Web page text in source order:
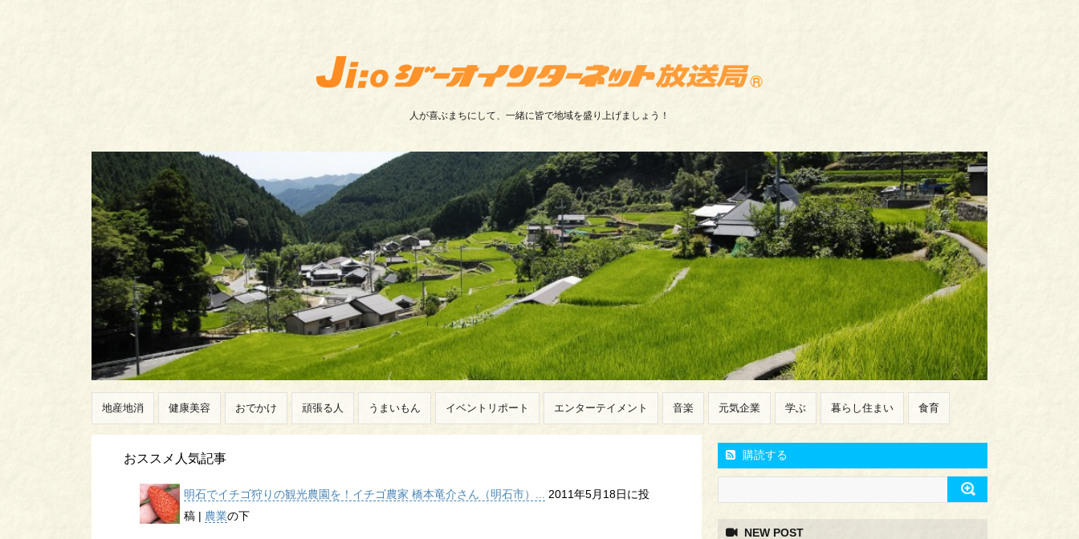
人が喜ぶまちにして、一緒に皆で地域を盛り上げましょう！
地産地消 健康美容 おでかけ 頑張る人 うまいもん イベントリポート エンターテイメント 音楽 元気企業 学ぶ 暮らし住まい 食育
おススメ人気記事
明石でイチゴ狩りの観光農園を！イチゴ農家 橋本竜介さん（明石市）...
2011年5月18日に投
稿 | 農業の下
購読する
NEW POST